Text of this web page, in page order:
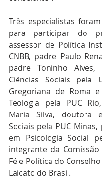
Três especialistas
para participar do
assessor de Política
CNBB, padre Paulo
padre Toninho Alves,
Ciências Sociais pela
Gregoriana de Roma
Teologia pela PUC
Maria Silva, doutora
Sociais pela PUC
em Psicologia Social
integrante da
Fé e Política do
Laicato do Brasil.